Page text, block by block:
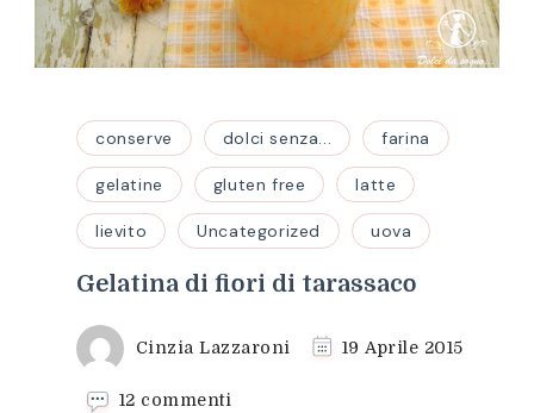
conserve dolci senza... farina
gelatine gluten free latte
lievito Uncategorized uova
Gelatina di fiori di tarassaco
Cinzia Lazzaroni 19 Aprile 2015
12 commenti